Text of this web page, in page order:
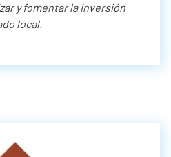
y fomentar la inversión
local.